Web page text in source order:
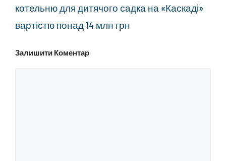
котельню для дитячого садка на «Каскаді»
вартістю понад 14 млн грн
Залишити Коментар